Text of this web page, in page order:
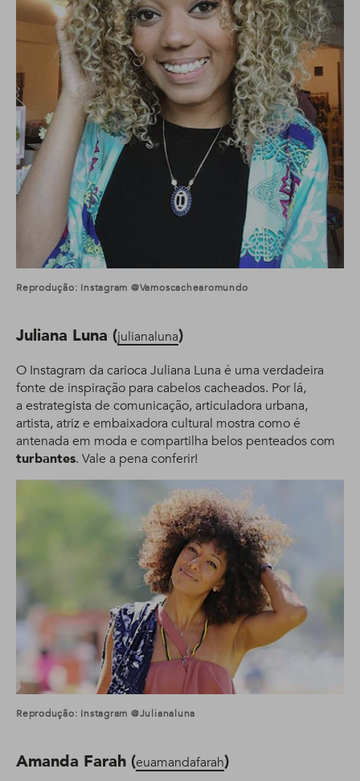
Reprodução: Instagram @vamoscachearomundo
Juliana Luna (julianaluna)
O Instagram da carioca Juliana Luna é uma verdadeira
fonte de inspiração para cabelos cacheados. Por lá,
a estrategista de comunicação, articuladora urbana,
artista, atriz e embaixadora cultural mostra como é
antenada em moda e compartilha belos penteados com
turbantes. Vale a pena conferir!
Reprodução: Instagram @julianaluna
Amanda Farah (euamandafarah)